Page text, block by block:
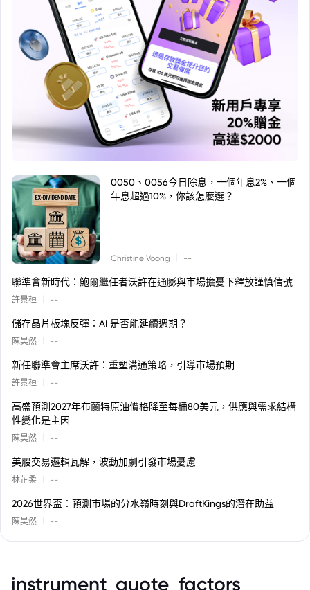
0050、0056今日除息，一個年息2%、一個
年息超過10%，你該怎麼選？
Christine Voong --
聯準會新時代：鮑爾繼任者沃許在通膨與市場擔憂下釋放謹慎信號
許景桓 --
儲存晶片板塊反彈：AI 是否能延續週期？
陳昊然 --
新任聯準會主席沃許：重塑溝通策略，引導市場預期
許景桓 --
高盛預測2027年布蘭特原油價格降至每桶80美元，供應與需求結構
性變化是主因
陳昊然 --
美股交易邏輯瓦解，波動加劇引發市場憂慮
林芷柔 --
2026世界盃：預測市場的分水嶺時刻與DraftKings的潛在助益
陳昊然 --
instrument_quote_factors